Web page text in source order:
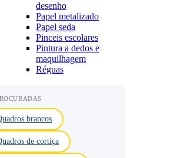
desenho
Papel metalizado
Papel seda
Pinceis escolares
Pintura a dedos e
maquilhagem
Réguas
brancos
de cortiça